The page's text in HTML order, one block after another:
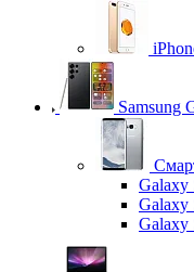
Samsung
Galaxy
Galaxy
Galaxy